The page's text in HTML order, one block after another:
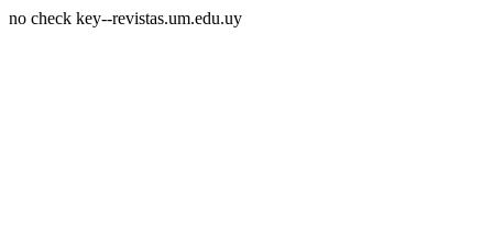
no check key--revistas.um.edu.uy